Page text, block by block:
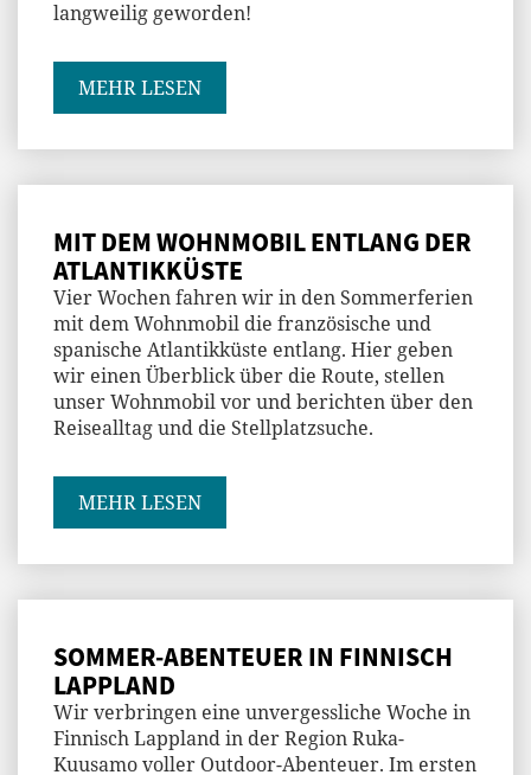
langweilig geworden!
MEHR LESEN
MIT DEM WOHNMOBIL ENTLANG DER
ATLANTIKKÜSTE
Vier Wochen fahren wir in den Sommerferien
mit dem Wohnmobil die französische und
spanische Atlantikküste entlang. Hier geben
wir einen Überblick über die Route, stellen
unser Wohnmobil vor und berichten über den
Reisealltag und die Stellplatzsuche.
MEHR LESEN
SOMMER-ABENTEUER IN FINNISCH
LAPPLAND
Wir verbringen eine unvergessliche Woche in
Finnisch Lappland in der Region Ruka-
Kuusamo voller Outdoor-Abenteuer. Im ersten